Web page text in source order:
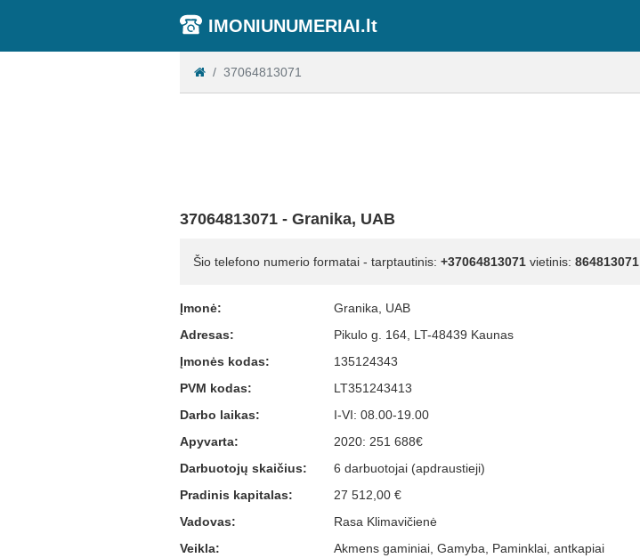
IMONIUNUMERIAI.lt
37064813071
37064813071 - Granika, UAB
Šio telefono numerio formatai - tarptautinis: +37064813071 vietinis: 864813071
Įmonė:
Granika, UAB
Adresas:
Pikulo g. 164, LT-48439 Kaunas
Įmonės kodas:
135124343
PVM kodas:
LT351243413
Darbo laikas:
I-VI: 08.00-19.00
Apyvarta:
2020: 251 688€
Darbuotojų skaičius:
6 darbuotojai (apdraustieji)
Pradinis kapitalas:
27 512,00 €
Vadovas:
Rasa Klimavičienė
Veikla:
Akmens gaminiai, Gamyba, Paminklai, antkapiai